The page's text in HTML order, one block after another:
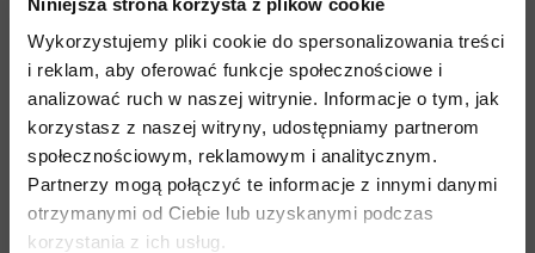
Wykorzystujemy pliki cookie do spersonalizowania treści
i reklam, aby oferować funkcje społecznościowe i
analizować ruch w naszej witrynie. Informacje o tym, jak
korzystasz z naszej witryny, udostępniamy partnerom
społecznościowym, reklamowym i analitycznym.
Partnerzy mogą połączyć te informacje z innymi danymi
otrzymanymi od Ciebie lub uzyskanymi podczas
korzystania z ich usług.
wykonany z poliestru w 100% pochodzącego z recyklingu
dodatkowe, siatkowe strefy wentylacji umieszczone na
plecach i pod pachami zwiększające odprowadzanie
nadmiaru ciepła i wilgoci
przesunięte, gładkie szwy zapewniają wysoki poziom
komfortu i zapobiegają podrażnieniom w użytkowania z
plecakiem